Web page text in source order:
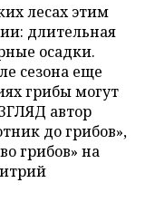
лесах этим
длительная
осадки.
сезона еще
грибы могут
автор
до грибов»,
грибов» на